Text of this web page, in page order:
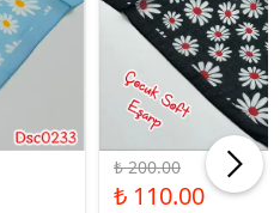
%45 İndirim
₺ 200.00
₺ 110.00